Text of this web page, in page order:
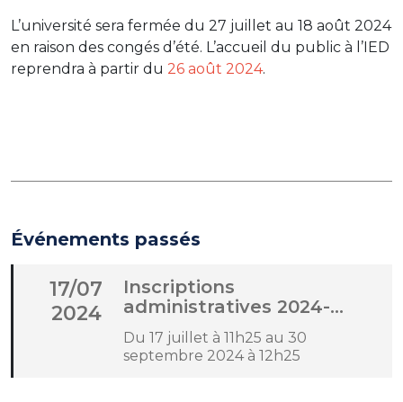
L’université sera fermée du 27 juillet au 18 août 2024
en raison des congés d’été. L’accueil du public à l’IED
reprendra à partir du 26 août 2024.
Événements passés
17/07
2024
Inscriptions
administratives 2024-
2025
Du 17 juillet à 11h25 au 30
septembre 2024 à 12h25